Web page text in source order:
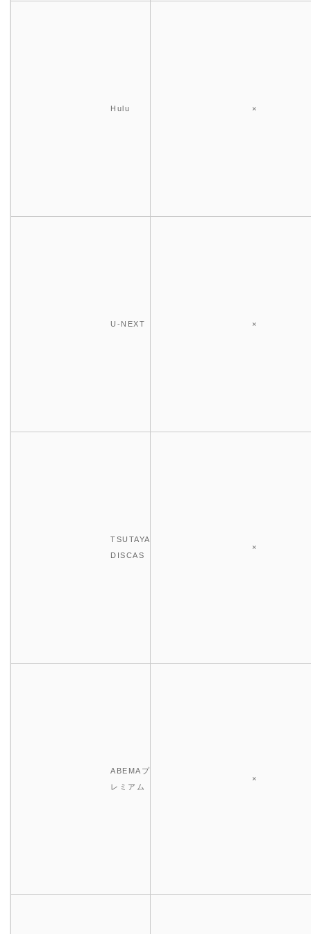
Hulu ×
U-NEXT ×
TSUTAYA
DISCAS
×
ABEMAプ
レミアム
×